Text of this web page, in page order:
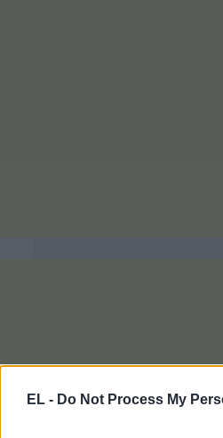
EL - Do Not Process My